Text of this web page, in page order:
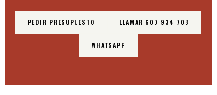
PEDIR PRESUPUESTO LLAMAR 600 934 708
WHATSAPP